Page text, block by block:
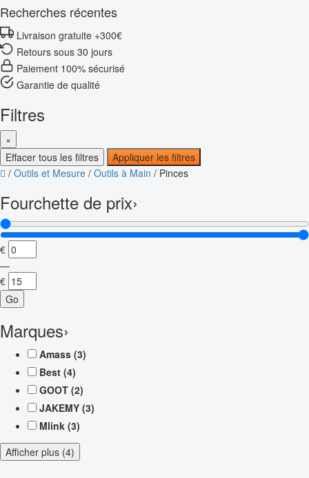
Recherches récentes
Livraison gratuite +300€
Retours sous 30 jours
Paiement 100% sécurisé
Garantie de qualité
Filtres
×
Effacer tous les filtres
Appliquer les filtres
/ Outils et Mesure / Outils à Main / Pinces
Fourchette de prix›
€
—
€
Go
Marques›
Amass (3)
Best (4)
GOOT (2)
JAKEMY (3)
Mlink (3)
Afficher plus (4)